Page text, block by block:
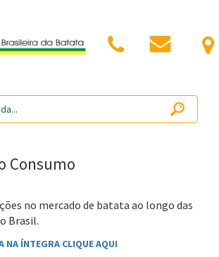
Consumo
no mercado de batata ao longo das
Brasil.
NA ÍNTEGRA CLIQUE AQUI